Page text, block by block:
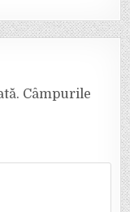
Câmpurile